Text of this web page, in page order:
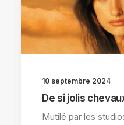
10 septembre 2024
De si jolis
Mutilé par les